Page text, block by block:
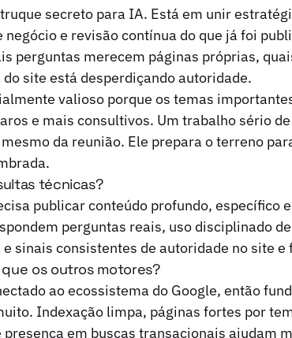
secreto para IA. Está em unir
e revisão contínua do que já foi
perguntas merecem páginas próprias,
site está desperdiçando autoridade.
valioso porque os temas
e mais consultivos. Um trabalho sério de
da reunião. Ele prepara o terreno
técnicas?
publicar conteúdo profundo, específico
perguntas reais, uso disciplinado
sinais consistentes de autoridade no site e
os outros motores?
ao ecossistema do Google, então
Indexação limpa, páginas fortes por
em buscas transacionais ajudam